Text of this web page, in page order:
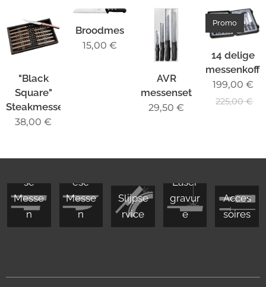
"Black
Square"
Steakmessenset
38,00 €
Broodmes
15,00 €
AVR
messenset
29,50 €
14 delige
Promo
199,00 €
225,00€
se
Messe
n
ese
Messe
n
Slijpse
rvice
Laser
gravur
e
Acces
soires